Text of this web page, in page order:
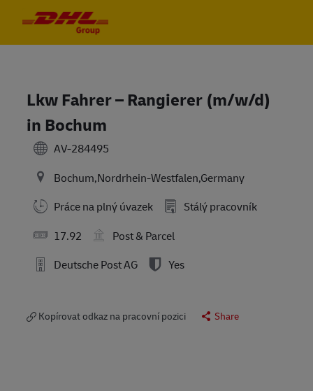
Lkw Fahrer – Rangierer (m/w/d)
in Bochum
AV-284495
Bochum,Nordrhein-Westfalen,Germany
Práce na plný úvazek
Stálý pracovník
17.92
Post & Parcel
Deutsche Post AG
Yes
Kopírovat odkaz na pracovní pozici Share